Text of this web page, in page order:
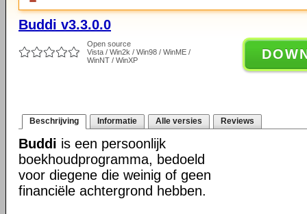
Buddi v3.3.0.0
Open source
Vista / Win2k / Win98 / WinME /
WinNT / WinXP
Beschrijving Informatie Alle versies Reviews
Buddi is een persoonlijk
boekhoudprogramma, bedoeld
voor diegene die weinig of geen
financiële achtergrond hebben.